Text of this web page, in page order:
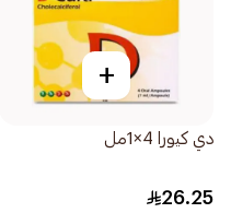
+
دي كيورا 4×1مل
26.25